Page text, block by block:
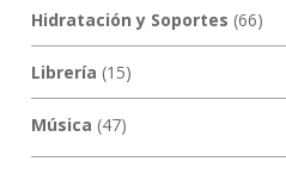
Hidratación y Soportes (66)
Librería (15)
Música (47)